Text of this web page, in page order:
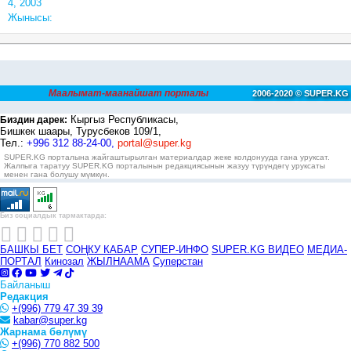
4, 2003
Жынысы:
Маалымат-маанайшат порталы 2006-2020 © SUPER.KG
Биздин дарек: Кыргыз Республикасы,
Бишкек шаары, Турусбеков 109/1,
Тел.: +996 312 88-24-00, portal@super.kg
SUPER.KG порталына жайгаштырылган материалдар жеке колдонууда гана уруксат.
Жалпыга таратуу SUPER.KG порталынын редакциясынын жазуу түрүндөгү уруксаты
менен гана болушу мүмкүн.
Биз социалдык тармактарда:
БАШКЫ БЕТ СОҢКУ КАБАР СУПЕР-ИНФО SUPER.KG ВИДЕО МЕДИА-
ПОРТАЛ Кинозал ЖЫЛНААМА Суперстан
Байланыш
Редакция
+(996) 779 47 39 39
kabar@super.kg
Жарнама бөлүмү
+(996) 770 882 500